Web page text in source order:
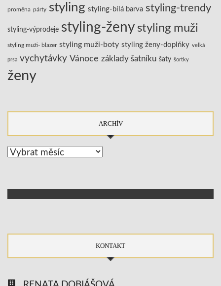
proměna párty styling styling-bílá barva styling-trendy
styling-výprodeje styling-ženy styling muži
styling muži- blazer styling muži-boty styling ženy-doplňky velká
prsa vychytávky Vánoce základy šatníku šaty šortky
ženy
ARCHÍV
Archív
KONTAKT